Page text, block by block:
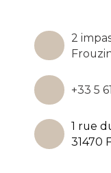
2
+33 5
1 rue
31470